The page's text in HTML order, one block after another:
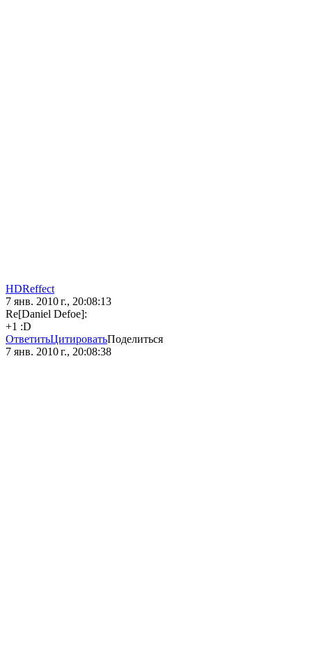
HDReffect
7 янв. 2010 г., 20:08:13
Re[Daniel Defoe]:
+1 :D
ОтветитьЦитироватьПоделиться
7 янв. 2010 г., 20:08:38